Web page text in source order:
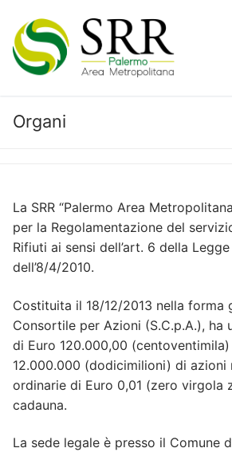
contenuto
Organi
La SRR “Palermo Area
per la Regolamentazione del
Rifiuti ai sensi dell’art. 6 della
dell’8/4/2010.
Costituita il 18/12/2013 nella forma
Consortile per Azioni (S.C.p.A.), ha
di Euro 120.000,00
12.000.000 (dodicimilioni) di azioni
ordinarie di Euro 0,01 (zero virgola
cadauna.
La sede legale è presso il Comune